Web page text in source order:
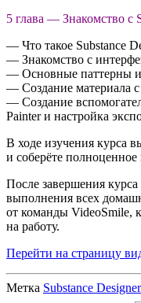
5 глава — Знакомство с
— Что такое Substance
— Знакомство с
— Основные паттерны и
— Создание материала с
— Создание
Painter и настройка
В ходе изучения курса
и соберёте
После завершения
выполнения всех
от команды VideoSmile,
на работу.
Перейти на страницу
Метка Substance Designer